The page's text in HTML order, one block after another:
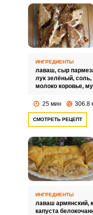
ИНГРЕДИЕНТЫ
лаваш, сыр
лук зелёный, соль,
молоко коровье,
25 мин 306.8
СМОТРЕТЬ РЕЦЕПТ
ИНГРЕДИЕНТЫ
лаваш армянский,
капуста